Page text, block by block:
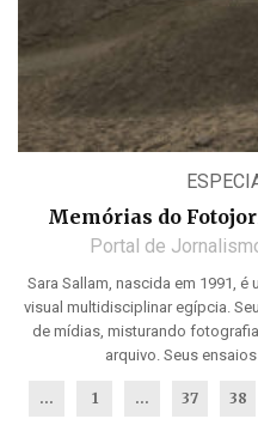
Memórias do
Portal de
Sara Sallam, nascida em 1991,
visual multidisciplinar egípcia.
de mídias, misturando
arquivo. Seus
... 1 … 37 38